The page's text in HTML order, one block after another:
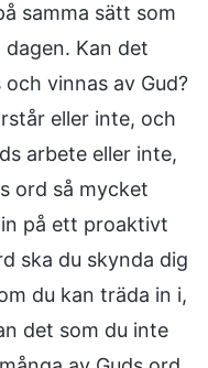
samma sätt som
Kan det
vinnas av Gud?
eller inte, och
arbete eller inte,
ord så mycket
på ett proaktivt
ska du skynda dig
du kan träda in i,
det som du inte